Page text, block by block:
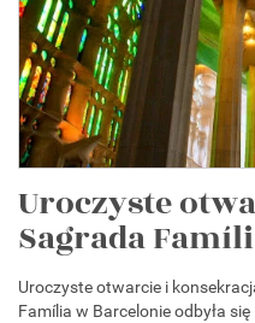
Uroczyste
Sagrada
Uroczyste otwarcie i
Família w Barcelonie odbyła